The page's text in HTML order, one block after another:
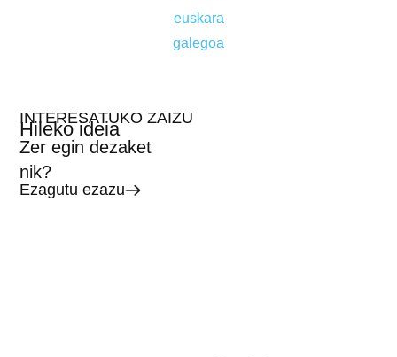
euskara
galegoa
INTERESATUKO ZAIZU
Hileko ideia
Zer egin dezaket
nik?
Ezagutu ezazu